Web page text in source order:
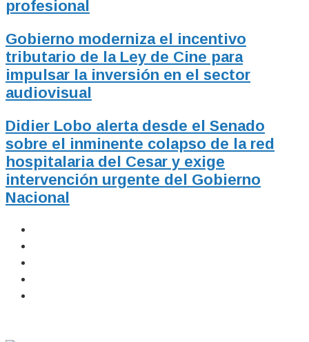
profesional
Gobierno moderniza el incentivo
tributario de la Ley de Cine para
impulsar la inversión en el sector
audiovisual
Didier Lobo alerta desde el Senado
sobre el inminente colapso de la red
hospitalaria del Cesar y exige
intervención urgente del Gobierno
Nacional